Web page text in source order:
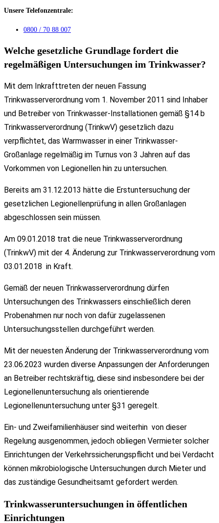
Unsere Telefonzentrale:
0800 / 70 88 007
Welche gesetzliche Grundlage fordert die
regelmäßigen Untersuchungen im Trinkwasser?
Mit dem Inkrafttreten der neuen Fassung
Trinkwasserverordnung vom 1. November 2011 sind Inhaber
und Betreiber von Trinkwasser-Installationen gemäß §14 b
Trinkwasserverordnung (TrinkwV) gesetzlich dazu
verpflichtet, das Warmwasser in einer Trinkwasser-
Großanlage regelmäßig im Turnus von 3 Jahren auf das
Vorkommen von Legionellen hin zu untersuchen.
Bereits am 31.12.2013 hätte die Erstuntersuchung der
gesetzlichen Legionellenprüfung in allen Großanlagen
abgeschlossen sein müssen.
Am 09.01.2018 trat die neue Trinkwasserverordnung
(TrinkwV) mit der 4. Änderung zur Trinkwasserverordnung vom
03.01.2018 in Kraft.
Gemäß der neuen Trinkwasserverordnung dürfen
Untersuchungen des Trinkwassers einschließlich deren
Probenahmen nur noch von dafür zugelassenen
Untersuchungsstellen durchgeführt werden.
Mit der neuesten Änderung der Trinkwasserverordnung vom
23.06.2023 wurden diverse Anpassungen der Anforderungen
an Betreiber rechtskräftig, diese sind insbesondere bei der
Legionellenuntersuchung als orientierende
Legionellenuntersuchung unter §31 geregelt.
Ein- und Zweifamilienhäuser sind weiterhin von dieser
Regelung ausgenommen, jedoch obliegen Vermieter solcher
Einrichtungen der Verkehrssicherungspflicht und bei Verdacht
können mikrobiologische Untersuchungen durch Mieter und
das zuständige Gesundheitsamt gefordert werden.
Trinkwasseruntersuchungen in öffentlichen
Einrichtungen